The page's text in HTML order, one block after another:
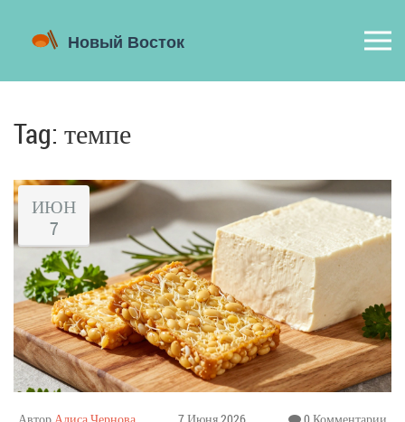
Tag: темпе
ИЮН
7